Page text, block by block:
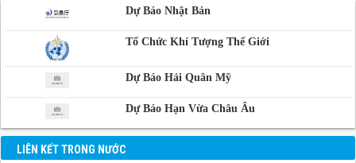
Dự Báo Nhật Bản
Tổ Chức Khí Tượng Thế Giới
Dự Báo Hải Quân Mỹ
Dự Báo Hạn Vừa Châu Âu
LIÊN KẾT TRONG NƯỚC